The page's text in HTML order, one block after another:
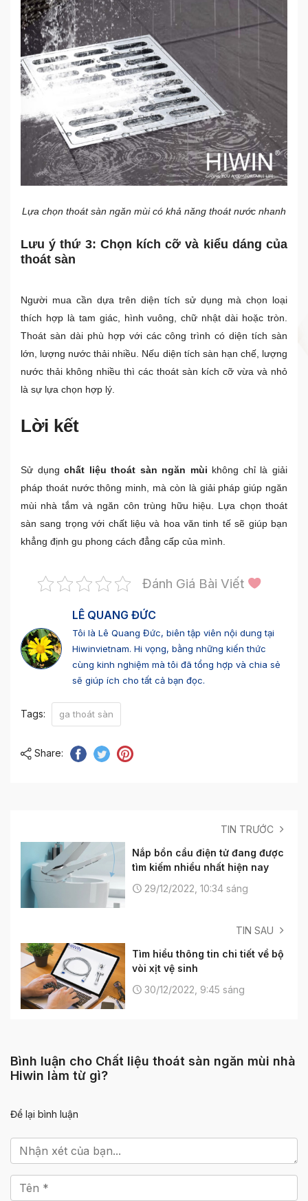
Lựa chọn thoát sàn ngăn mùi có khả năng thoát nước nhanh
Lưu ý thứ 3: Chọn kích cỡ và kiểu dáng của
thoát sàn
Người mua cần dựa trên diện tích sử dụng mà chọn loại
thích hợp là tam giác, hình vuông, chữ nhật dài hoặc tròn.
Thoát sàn dài phù hợp với các công trình có diện tích sàn
lớn, lượng nước thải nhiều. Nếu diện tích sàn hạn chế, lượng
nước thải không nhiều thì các thoát sàn kích cỡ vừa và nhỏ
là sự lựa chọn hợp lý.
Lời kết
Sử dụngchất liệu thoát sàn ngăn mùi không chỉ là giải
pháp thoát nước thông minh, mà còn là giải pháp giúp ngăn
mùi nhà tắm và ngăn côn trùng hữu hiệu. Lựa chọn thoát
sàn sang trọng với chất liệu và hoa văn tinh tế sẽ giúp bạn
khẳng định gu phong cách đẳng cấp của mình.
Đánh Giá Bài Viết
LÊ QUANG ĐỨC
Tôi là Lê Quang Đức, biên tập viên nội dung tại
Hiwinvietnam. Hi vọng, bằng những kiến thức
cùng kinh nghiệm mà tôi đã tổng hợp và chia sẻ
sẽ giúp ích cho tất cả bạn đọc.
Tags: ga thoát sàn
Share:
TIN TRƯỚC
Nắp bồn cầu điện tử đang được
tìm kiếm nhiều nhất hiện nay
29/12/2022, 10:34 sáng
TIN SAU
Tìm hiểu thông tin chi tiết về bộ
vòi xịt vệ sinh
30/12/2022, 9:45 sáng
Bình luận cho Chất liệu thoát sàn ngăn mùi nhà
Hiwin làm từ gì?
Để lại bình luận